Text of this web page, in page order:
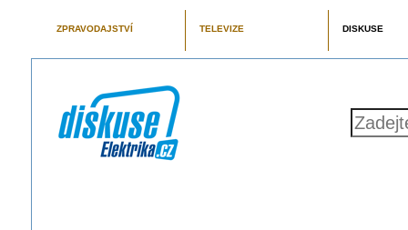
ZPRAVODAJSTVÍ TELEVIZE DISKUSE